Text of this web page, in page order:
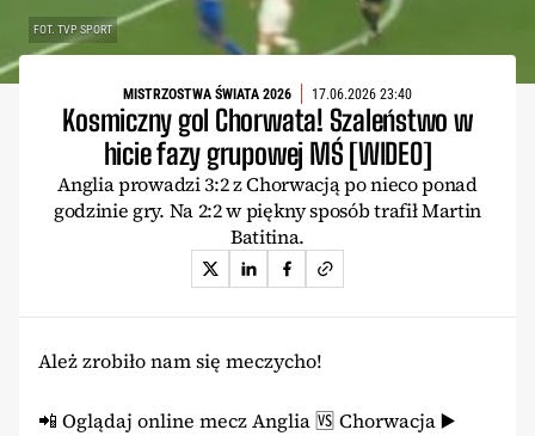
FOT. TVP SPORT
MISTRZOSTWA ŚWIATA 2026 17.06.2026 23:40
Kosmiczny gol Chorwata! Szaleństwo w
hicie fazy grupowej MŚ [WIDEO]
Anglia prowadzi 3:2 z Chorwacją po nieco ponad
godzinie gry. Na 2:2 w piękny sposób trafił Martin
Batitina.
Ależ zrobiło nam się meczycho!
📲 Oglądaj online mecz Anglia 🆚 Chorwacja ▶️